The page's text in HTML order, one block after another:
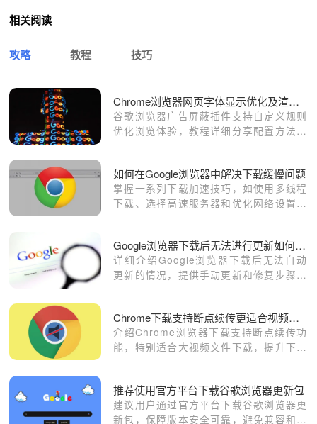
相关阅读
攻略 教程 技巧
Chrome浏览器网页字体显示优化及渲染提升教程
谷歌浏览器广告屏蔽插件支持自定义规则
优化浏览体验，教程详细分享配置方法、
如何在Google浏览器中解决下载缓慢问题
掌握一系列下载加速技巧，如使用多线程
下载、选择高速服务器和优化网络设置，
Google浏览器下载后无法进行更新如何手动修复
详细介绍Google浏览器下载后无法自动
更新的情况，提供手动更新和修复步骤，
Chrome下载支持断点续传更适合视频文件
介绍Chrome浏览器下载支持断点续传功
能，特别适合大视频文件下载，提升下载
推荐使用官方平台下载谷歌浏览器更新包
建议用户通过官方平台下载谷歌浏览器更
新包，保障版本安全可靠，避免兼容和安